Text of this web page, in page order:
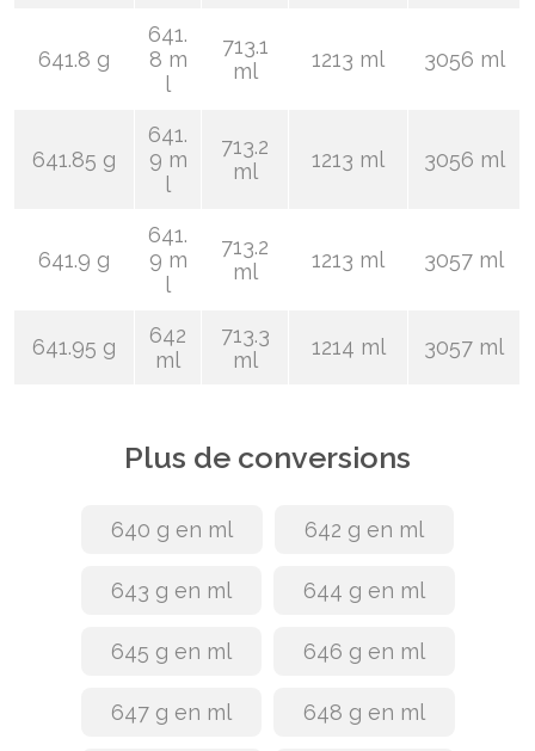
641.8 g
641.
8 m
l
713.1
ml
1213 ml 3056 ml
641.85 g
641.
9 m
l
713.2
ml
1213 ml 3056 ml
641.9 g
641.
9 m
l
713.2
ml
1213 ml 3057 ml
641.95 g
642
ml
713.3
ml
1214 ml 3057 ml
Plus de conversions
640 g en ml 642 g en ml
643 g en ml 644 g en ml
645 g en ml 646 g en ml
647 g en ml 648 g en ml